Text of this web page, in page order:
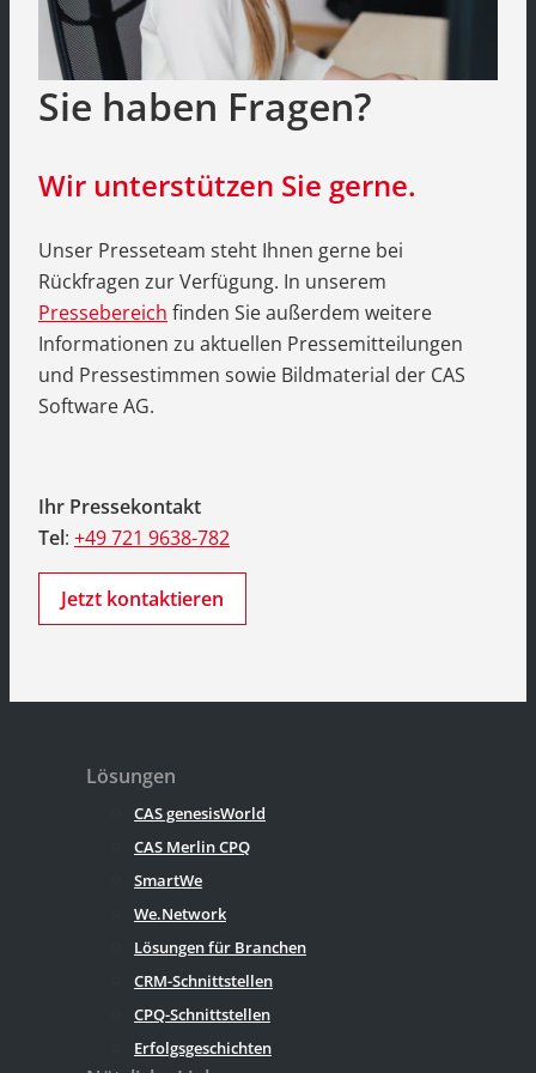
Sie haben Fragen?
Wir unterstützen Sie gerne.
Unser Presseteam steht Ihnen gerne bei
Rückfragen zur Verfügung. In unserem
Pressebereich finden Sie außerdem weitere
Informationen zu aktuellen Pressemitteilungen
und Pressestimmen sowie Bildmaterial der CAS
Software AG.
Ihr Pressekontakt
Tel: +49 721 9638-782
Jetzt kontaktieren
Lösungen
CAS genesisWorld
CAS Merlin CPQ
SmartWe
We.Network
Lösungen für Branchen
CRM-Schnittstellen
CPQ-Schnittstellen
Erfolgsgeschichten